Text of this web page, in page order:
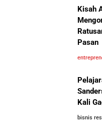
Jangan Mau
Menjadi Pengusaha
Panduan Lengkap
UMKM Indonesia
5 Pengusaha Pribumi
Lima Salesman Dunia
Kisah
Pasan
Kali
bisnis